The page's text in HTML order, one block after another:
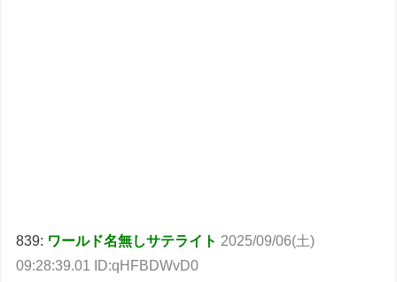
839: ワールド名無しサテライト 2025/09/06(土)
09:28:39.01 ID:qHFBDWvD0